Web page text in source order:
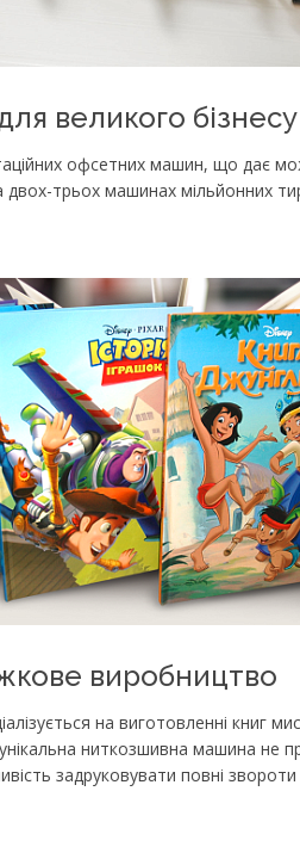
великого бізнесу
офсетних машин, що дає
трьох машинах мільйонних
виробництво
на виготовленні книг
ниткозшивна машина не
задруковувати повні звороти